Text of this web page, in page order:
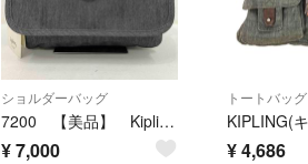
ショルダーバッグ
7200 【美品】 Kipling キプリング タグ付き ショルダーバッグ
¥7,000
トートバッグ
¥4,686